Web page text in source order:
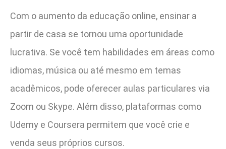
Com o aumento da educação online, ensinar a
partir de casa se tornou uma oportunidade
lucrativa. Se você tem habilidades em áreas como
idiomas, música ou até mesmo em temas
acadêmicos, pode oferecer aulas particulares via
Zoom ou Skype. Além disso, plataformas como
Udemy e Coursera permitem que você crie e
venda seus próprios cursos.